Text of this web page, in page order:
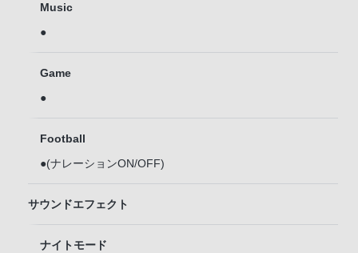
Music
●
Game
●
Football
●(ナレーションON/OFF)
サウンドエフェクト
ナイトモード